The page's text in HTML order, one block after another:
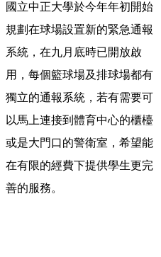
國立中正大學於今年年初開始
規劃在球場設置新的緊急通報
系統， 在九月底時已開放啟
用，每個籃球場及排球場都有
獨立的通報系統， 若有需要可
以馬上連接到體育中心的櫃檯
或是大門口的警衛室， 希望能
在有限的經費下提供學生更完
善的服務。